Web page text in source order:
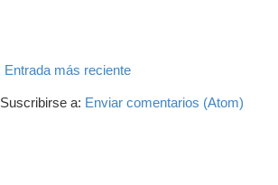
Entrada más reciente
Suscribirse a: Enviar comentarios (Atom)